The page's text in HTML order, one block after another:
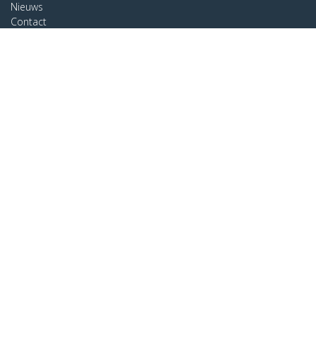
Nieuws
Contact